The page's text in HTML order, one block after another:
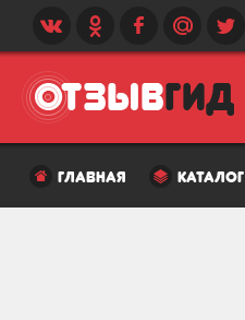
главная каталог